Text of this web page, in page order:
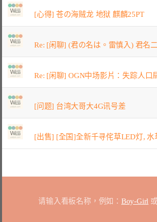
[心得] 苍の海贼龙 地狱 麒麟25PT
Re: [闲聊] (君の名は。雷慎入) 君名
Re: [闲聊] OGN中场影片：失踪人口
[问题] 台湾大哥大4G讯号差
[出售] [全国]全新千寻侘草LED灯, 水
请输入看板名称，例如： Boy-Girl 或